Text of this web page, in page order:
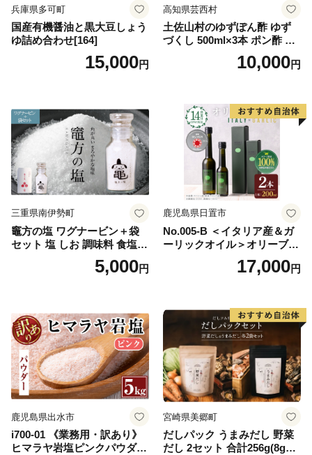
兵庫県多可町
国産有機醤油と黒大豆しょう
ゆ詰め合わせ[164]
15,000円
高知県芸西村
土佐山村のゆずぽん酢 ゆず
づくし 500ml×3本 ポン酢 ポ
ンズ ゆず 柚子 調味料 さっぱ
り 美味しい おいしい 鍋 しゃ
10,000円
三重県南伊勢町
竈方の塩 ワグナービン＋袋
セット 塩 しお 調味料 食塩
天然 ミネラル 調味料 ソルト
salt 料理 味付 おにぎり 三重
5,000円
鹿児島県日置市
No.005-B ＜イタリア産＆ガ
ーリックオイル＞オリーブオ
イルセット(200ml×2本) 日置
市 特産品 調味料 油 エキスト
ブ】
17,000円
鹿児島県出水市
i700-01 《業務用・訳あり》
ヒマラヤ岩塩ピンクパウダー
宮崎県美郷町
だしパック うまみだし 野菜
だし 2セット 合計256g(8g×8